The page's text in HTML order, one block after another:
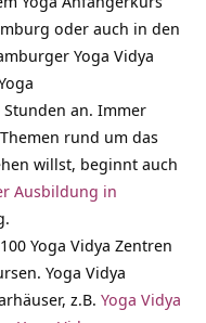
oder auch in den
Yoga Vidya
an. Immer
rund um das
willst, beginnt auch
Ausbildung in
Yoga Vidya Zentren
Yoga Vidya
z.B. Yoga Vidya